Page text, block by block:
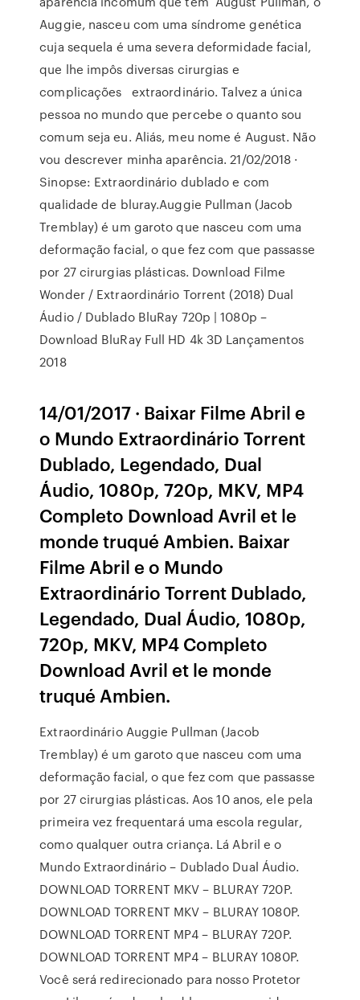
Auggie, nasceu com uma síndrome genética
cuja sequela é uma severa deformidade facial,
que lhe impôs diversas cirurgias e
complicações extraordinário. Talvez a única
pessoa no mundo que percebe o quanto sou
comum seja eu. Aliás, meu nome é August. Não
vou descrever minha aparência. 21/02/2018 ·
Sinopse: Extraordinário dublado e com
qualidade de bluray.Auggie Pullman (Jacob
Tremblay) é um garoto que nasceu com uma
deformação facial, o que fez com que passasse
por 27 cirurgias plásticas. Download Filme
Wonder / Extraordinário Torrent (2018) Dual
Áudio / Dublado BluRay 720p | 1080p –
Download BluRay Full HD 4k 3D Lançamentos
2018
14/01/2017 · Baixar Filme Abril e
o Mundo Extraordinário Torrent
Dublado, Legendado, Dual
Áudio, 1080p, 720p, MKV, MP4
Completo Download Avril et le
monde truqué Ambien. Baixar
Filme Abril e o Mundo
Extraordinário Torrent Dublado,
Legendado, Dual Áudio, 1080p,
720p, MKV, MP4 Completo
Download Avril et le monde
truqué Ambien.
Extraordinário Auggie Pullman (Jacob
Tremblay) é um garoto que nasceu com uma
deformação facial, o que fez com que passasse
por 27 cirurgias plásticas. Aos 10 anos, ele pela
primeira vez frequentará uma escola regular,
como qualquer outra criança. Lá Abril e o
Mundo Extraordinário – Dublado Dual Áudio.
DOWNLOAD TORRENT MKV – BLURAY 720P.
DOWNLOAD TORRENT MKV – BLURAY 1080P.
DOWNLOAD TORRENT MP4 – BLURAY 720P.
DOWNLOAD TORRENT MP4 – BLURAY 1080P.
Você será redirecionado para nosso Protetor